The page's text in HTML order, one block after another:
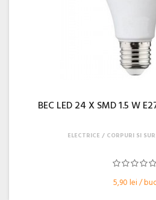
BEC LED 24 X SMD 1.5 W
5,90 lei / buc
ELECTRICE CORPURI SI